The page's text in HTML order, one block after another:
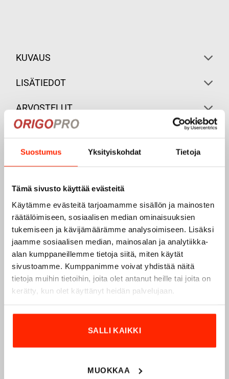
Suostumus Yksityiskohdat Tietoja
Tämä sivusto käyttää evästeitä
Käytämme evästeitä tarjoamamme sisällön ja mainosten
räätälöimiseen, sosiaalisen median ominaisuuksien
tukemiseen ja kävijämäärämme analysoimiseen. Lisäksi
jaamme sosiaalisen median, mainosalan ja analytiikka-
alan kumppaneillemme tietoja siitä, miten käytät
sivustoamme. Kumppanimme voivat yhdistää näitä
tietoja muihin tietoihin, joita olet antanut heille tai joita on
kerätty, kun olet käyttänyt heidän palvelujaan.
SALLI KAIKKI
MUOKKAA
KUVAUS
LISÄTIEDOT
ARVOSTELUT